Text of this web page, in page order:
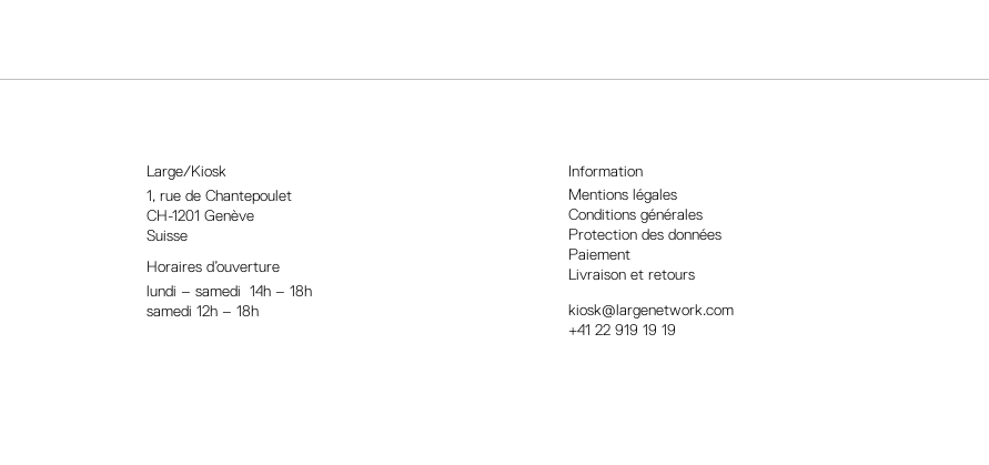
n
i
v
e
Large/Kiosk
1, rue de Chantepoulet
CH-1201 Genève
Suisse
Horaires d’ouverture
lundi – samedi 14h – 18h
samedi 12h – 18h
Information
Mentions légales
Conditions générales
Protection des données
Paiement
Livraison et retours
kiosk@largenetwork.com
+41 22 919 19 19